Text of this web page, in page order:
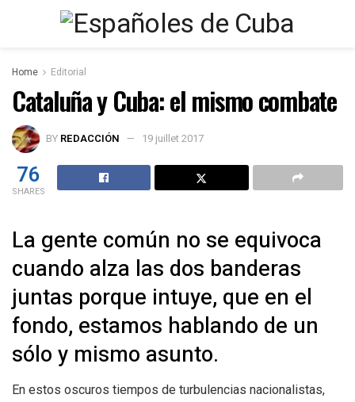
Home Editorial
Cataluña y Cuba: el mismo combate
BY REDACCIÓN 19 juillet 2017
76
SHARES
La gente común no se equivoca
cuando alza las dos banderas
juntas porque intuye, que en el
fondo, estamos hablando de un
sólo y mismo asunto.
En estos oscuros tiempos de turbulencias nacionalistas,